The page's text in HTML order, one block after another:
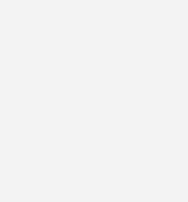
für Ökostrom und
Jahreswechsel in